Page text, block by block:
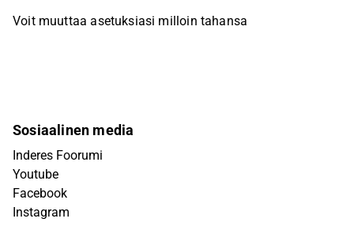
Voit muuttaa asetuksiasi milloin tahansa
Sosiaalinen media
Inderes Foorumi
Youtube
Facebook
Instagram